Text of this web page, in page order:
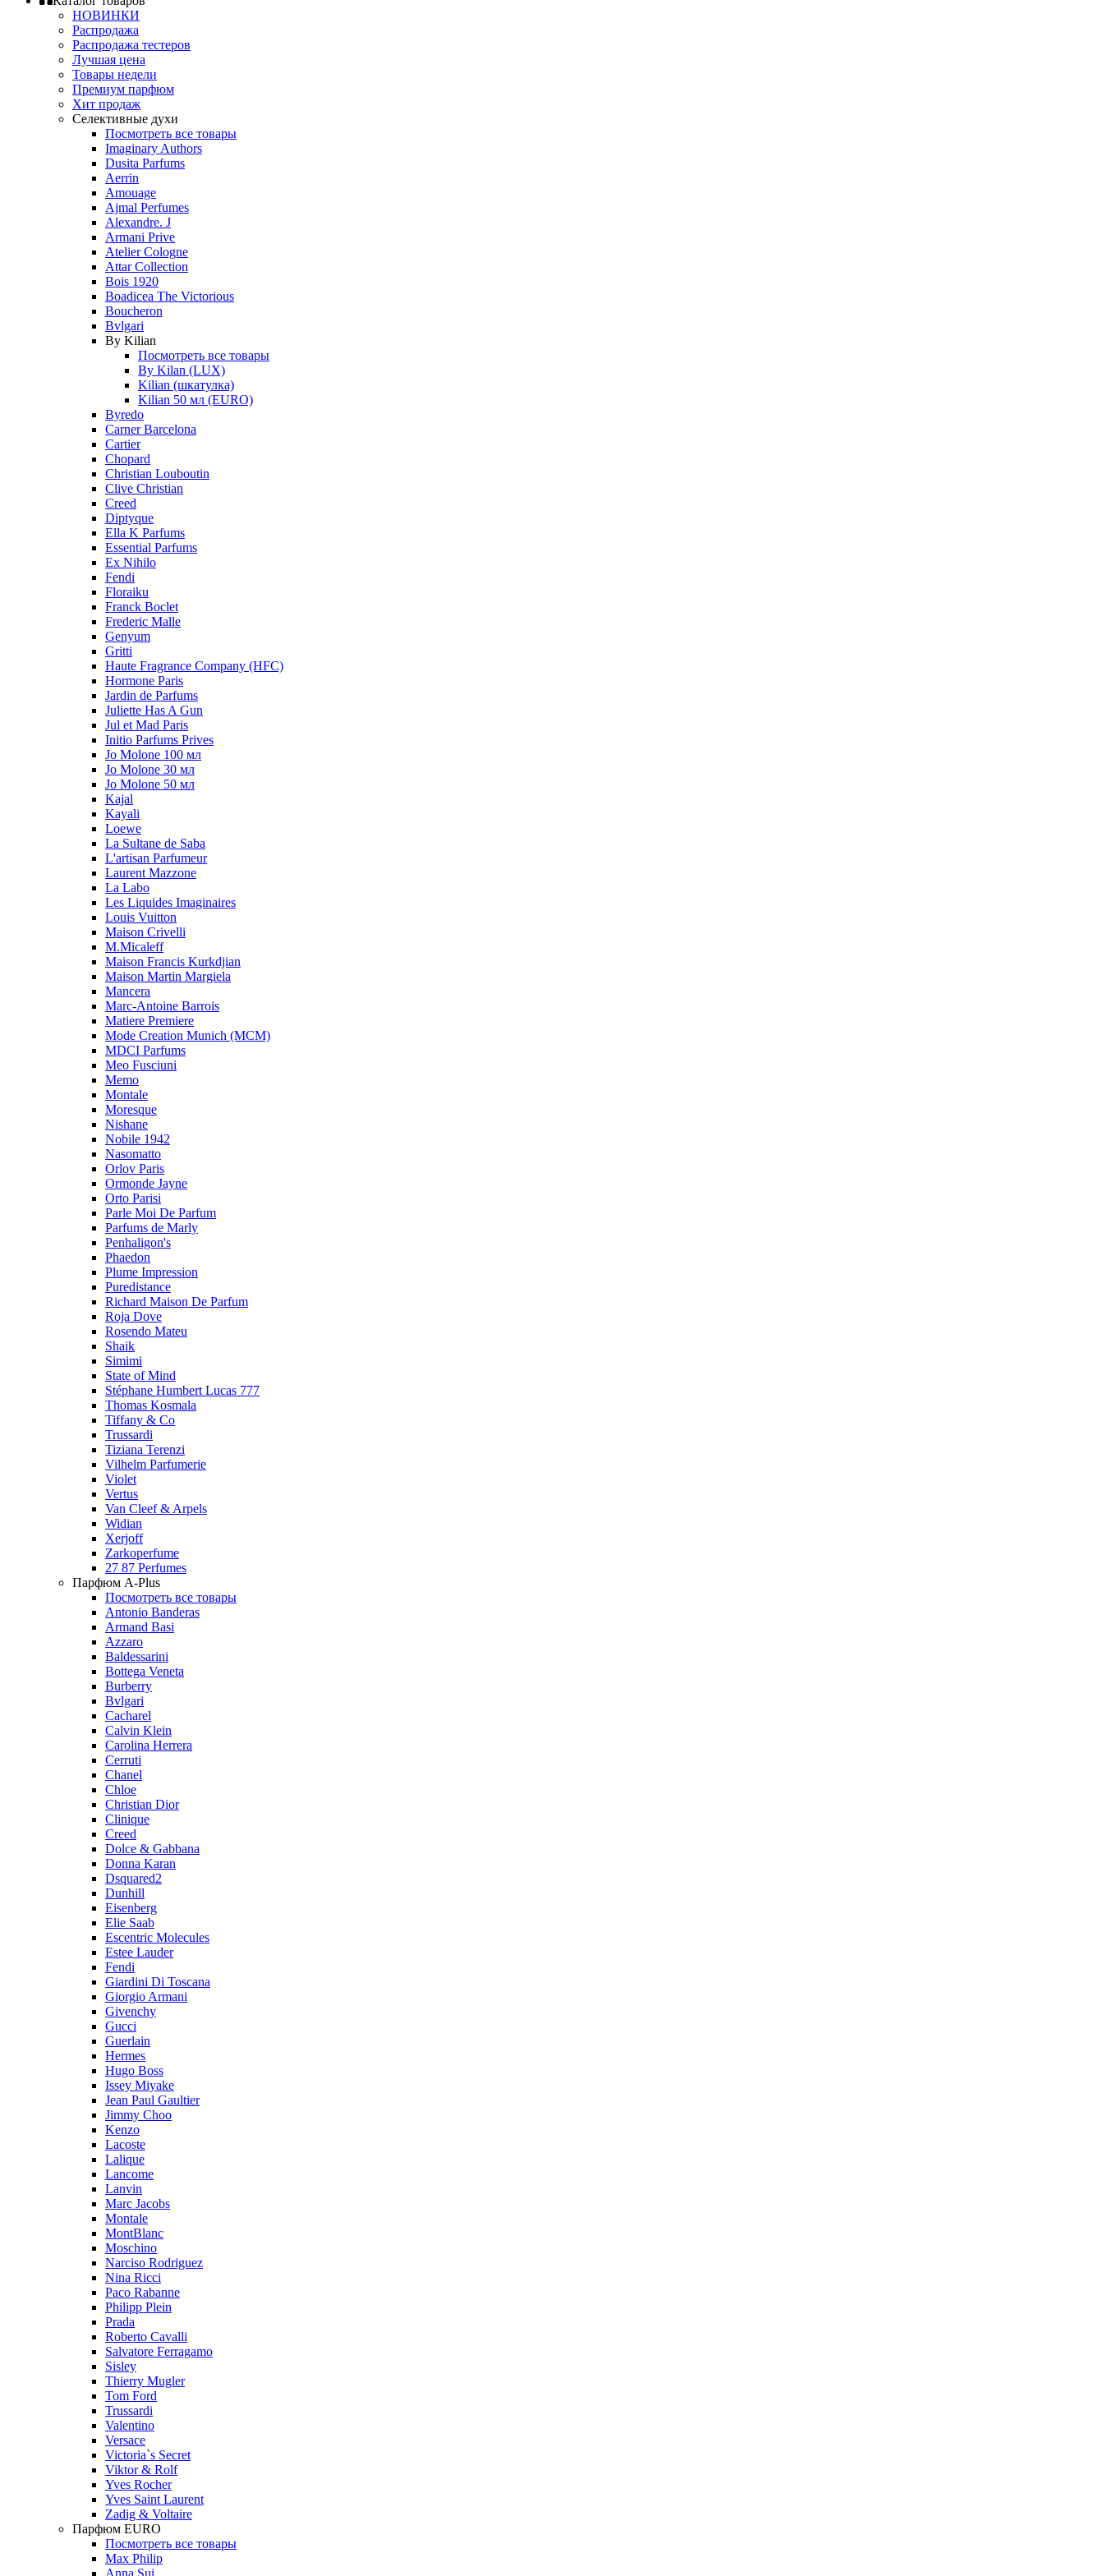
НОВИНКИ
Распродажа
Распродажа тестеров
Лучшая цена
Товары недели
Премиум парфюм
Хит продаж
Селективные духи
Посмотреть все товары
Imaginary Authors
Dusita Parfums
Aerrin
Amouage
Ajmal Perfumes
Alexandre. J
Armani Prive
Atelier Cologne
Attar Collection
Bois 1920
Boadicea The Victorious
Boucheron
Bvlgari
By Kilian
Посмотреть все товары
By Kilan (LUX)
Kilian (шкатулка)
Kilian 50 мл (EURO)
Byredo
Carner Barcelona
Cartier
Chopard
Christian Louboutin
Clive Christian
Creed
Diptyque
Ella K Parfums
Essential Parfums
Ex Nihilo
Fendi
Floraiku
Franck Boclet
Frederic Malle
Genyum
Gritti
Haute Fragrance Company (HFC)
Hormone Paris
Jardin de Parfums
Juliette Has A Gun
Jul et Mad Paris
Initio Parfums Prives
Jo Molone 100 мл
Jo Molone 30 мл
Jo Molone 50 мл
Kajal
Kayali
Loewe
La Sultane de Saba
L'artisan Parfumeur
Laurent Mazzone
La Labo
Les Liquides Imaginaires
Louis Vuitton
Maison Crivelli
M.Micaleff
Maison Francis Kurkdjian
Maison Martin Margiela
Mancera
Marc-Antoine Barrois
Matiere Premiere
Mode Creation Munich (MCM)
MDCI Parfums
Meo Fusciuni
Memo
Montale
Moresque
Nishane
Nobile 1942
Nasomatto
Orlov Paris
Ormonde Jayne
Orto Parisi
Parle Moi De Parfum
Parfums de Marly
Penhaligon's
Phaedon
Plume Impression
Puredistance
Richard Maison De Parfum
Roja Dove
Rosendo Mateu
Shaik
Simimi
State of Mind
Stéphane Humbert Lucas 777
Thomas Kosmala
Tiffany & Co
Trussardi
Tiziana Terenzi
Vilhelm Parfumerie
Violet
Vertus
Van Cleef & Arpels
Widian
Xerjoff
Zarkoperfume
27 87 Perfumes
Парфюм A-Plus
Посмотреть все товары
Antonio Banderas
Armand Basi
Azzaro
Baldessarini
Bottega Veneta
Burberry
Bvlgari
Cacharel
Calvin Klein
Carolina Herrera
Cerruti
Chanel
Chloe
Christian Dior
Clinique
Creed
Dolce & Gabbana
Donna Karan
Dsquared2
Dunhill
Eisenberg
Elie Saab
Escentric Molecules
Estee Lauder
Fendi
Giardini Di Toscana
Giorgio Armani
Givenchy
Gucci
Guerlain
Hermes
Hugo Boss
Issey Miyake
Jean Paul Gaultier
Jimmy Choo
Kenzo
Lacoste
Lalique
Lancome
Lanvin
Marc Jacobs
Montale
MontBlanc
Moschino
Narciso Rodriguez
Nina Ricci
Paco Rabanne
Philipp Plein
Prada
Roberto Cavalli
Salvatore Ferragamo
Sisley
Thierry Mugler
Tom Ford
Trussardi
Valentino
Versace
Victoria`s Secret
Viktor & Rolf
Yves Rocher
Yves Saint Laurent
Zadig & Voltaire
Парфюм EURO
Посмотреть все товары
Max Philip
Anna Sui